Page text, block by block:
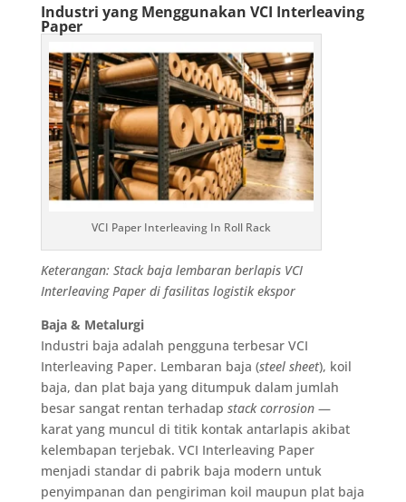
Industri yang Menggunakan VCI Interleaving
Paper
VCI Paper Interleaving In Roll Rack
Keterangan: Stack baja lembaran berlapis VCI
Interleaving Paper di fasilitas logistik ekspor
Baja & Metalurgi
Industri baja adalah pengguna terbesar VCI
Interleaving Paper. Lembaran baja (steel sheet), koil
baja, dan plat baja yang ditumpuk dalam jumlah
besar sangat rentan terhadap stack corrosion—
karat yang muncul di titik kontak antarlapis akibat
kelembapan terjebak. VCI Interleaving Paper
menjadi standar di pabrik baja modern untuk
penyimpanan dan pengiriman koil maupun plat baja